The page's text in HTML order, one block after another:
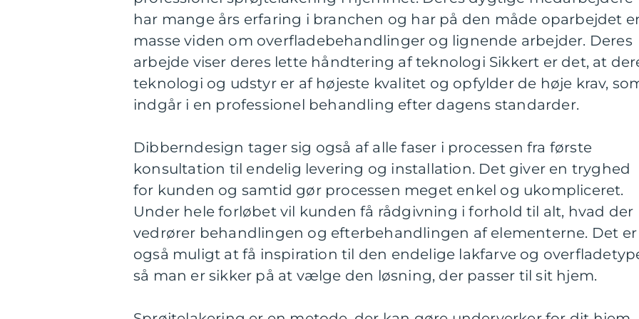
har mange års erfaring i branchen og har på den måde oparbejdet
masse viden om overfladebehandlinger og lignende arbejder. Deres
arbejde viser deres lette håndtering af teknologi Sikkert er det, at
teknologi og udstyr er af højeste kvalitet og opfylder de høje krav,
indgår i en professionel behandling efter dagens standarder.
Dibberndesign tager sig også af alle faser i processen fra første
konsultation til endelig levering og installation. Det giver en tryghed
for kunden og samtid gør processen meget enkel og ukompliceret.
Under hele forløbet vil kunden få rådgivning i forhold til alt, hvad der
vedrører behandlingen og efterbehandlingen af elementerne. Det er
også muligt at få inspiration til den endelige lakfarve og
så man er sikker på at vælge den løsning, der passer til sit hjem.